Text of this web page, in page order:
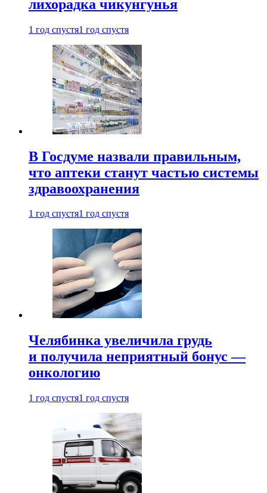
лихорадка чикунгунья
1 год спустя1 год спустя
В Госдуме назвали правильным,
что аптеки станут частью системы
здравоохранения
1 год спустя1 год спустя
Челябинка увеличила грудь
и получила неприятный бонус —
онкологию
1 год спустя1 год спустя